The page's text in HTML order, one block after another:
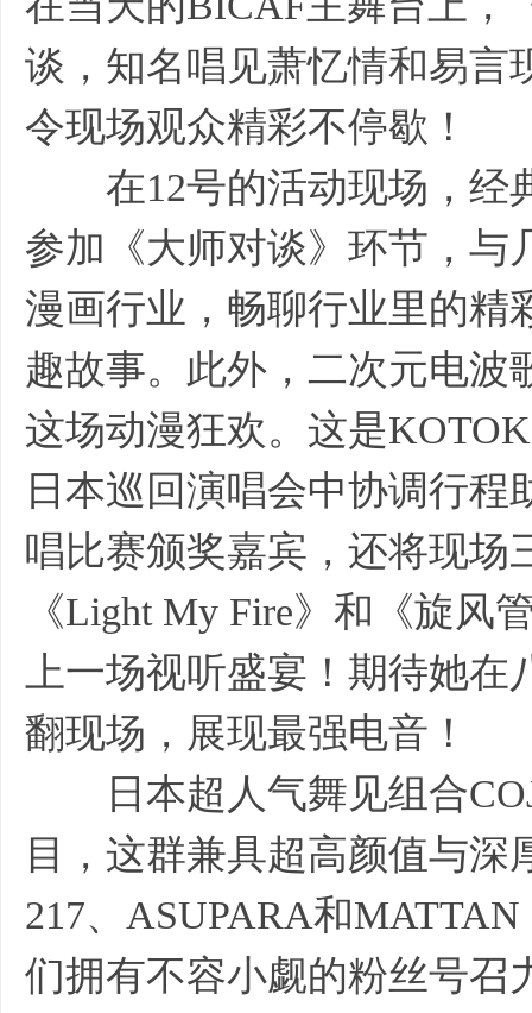
谈，知名唱见萧忆情和易言
令现场观众精彩不停歇！
在12号的活动现场，经
参加《大师对谈》环节，与
漫画行业，畅聊行业里的精
趣故事。此外，二次元电波
这场动漫狂欢。这是
日本巡回演唱会中协调行
唱比赛颁奖嘉宾，还将现
《Light My Fire》和《旋风
上一场视听盛宴！期待她
翻现场，展现最强电音！
日本超人气舞见组合
目，这群兼具超高颜值与
217、ASUPARA和
们拥有不容小觑的粉丝号召